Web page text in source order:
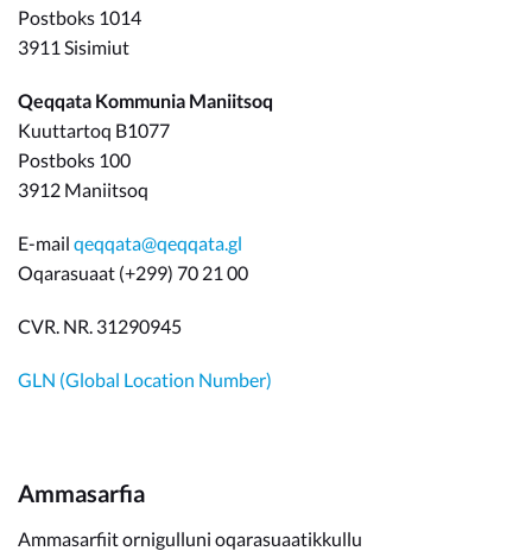
Postboks 1014
3911 Sisimiut
Qeqqata Kommunia Maniitsoq
Kuuttartoq B1077
Postboks 100
3912 Maniitsoq
E-mail qeqqata@qeqqata.gl
Oqarasuaat (+299) 70 21 00
CVR. NR. 31290945
GLN (Global Location Number)
Ammasarfia
Ammasarfiit ornigulluni oqarasuaatikkullu